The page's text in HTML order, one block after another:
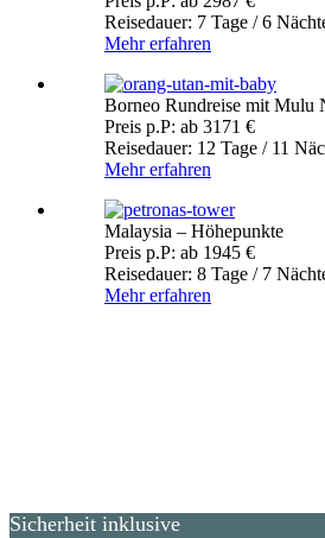
Reisedauer: 7 Tage / 6
Mehr erfahren
Borneo Rundreise mit Mulu
Preis p.P: ab 3171 €
Reisedauer: 12 Tage / 11
Mehr erfahren
Malaysia – Höhepunkte
Preis p.P: ab 1945 €
Reisedauer: 8 Tage / 7
Mehr erfahren
Sicherheit inklusive